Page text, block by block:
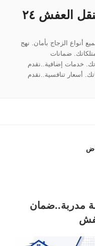
شركة الانجاز السريعة لنقل العفش ٢٤
أنواع الزجاج بأمان. نهج
ضمانات
خدمات إضافية..نقدم
أسعار تنافسية..نقدم
مدربة..ضمان